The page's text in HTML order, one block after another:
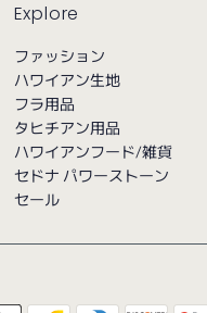
Explore
ファッション
ハワイアン生地
フラ用品
タヒチアン用品
ハワイアンフード/雑貨
セドナ パワーストーン
セール